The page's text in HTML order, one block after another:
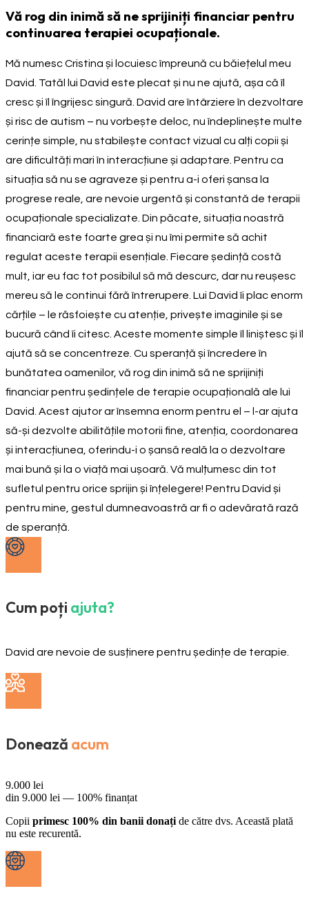
Vă rog din inimă să ne sprijiniți financiar pentru
continuarea terapiei ocupaționale.
Mă numesc Cristina și locuiesc împreună cu băiețelul meu
David. Tatăl lui David este plecat și nu ne ajută, așa că îl
cresc și îl îngrijesc singură. David are întârziere în dezvoltare
și risc de autism – nu vorbește deloc, nu îndeplinește multe
cerințe simple, nu stabilește contact vizual cu alți copii și
are dificultăți mari în interacțiune și adaptare. Pentru ca
situația să nu se agraveze și pentru a-i oferi șansa la
progrese reale, are nevoie urgentă și constantă de terapii
ocupaționale specializate. Din păcate, situația noastră
financiară este foarte grea și nu îmi permite să achit
regulat aceste terapii esențiale. Fiecare ședință costă
mult, iar eu fac tot posibilul să mă descurc, dar nu reușesc
mereu să le continui fără întrerupere. Lui David îi plac enorm
cărțile – le răsfoiește cu atenție, privește imaginile și se
bucură când îi citesc. Aceste momente simple îl liniștesc și îl
ajută să se concentreze. Cu speranță și încredere în
bunătatea oamenilor, vă rog din inimă să ne sprijiniți
financiar pentru ședințele de terapie ocupațională ale lui
David. Acest ajutor ar însemna enorm pentru el – l-ar ajuta
să-și dezvolte abilitățile motorii fine, atenția, coordonarea
și interacțiunea, oferindu-i o șansă reală la o dezvoltare
mai bună și la o viață mai ușoară. Vă mulțumesc din tot
sufletul pentru orice sprijin și înțelegere! Pentru David și
pentru mine, gestul dumneavoastră ar fi o adevărată rază
de speranță.
Cum poți ajuta?
David are nevoie de susținere pentru ședințe de terapie.
Donează acum
9.000 lei
din 9.000 lei — 100% finanțat
Copii primesc 100% din banii donați de către dvs. Această plată
nu este recurentă.